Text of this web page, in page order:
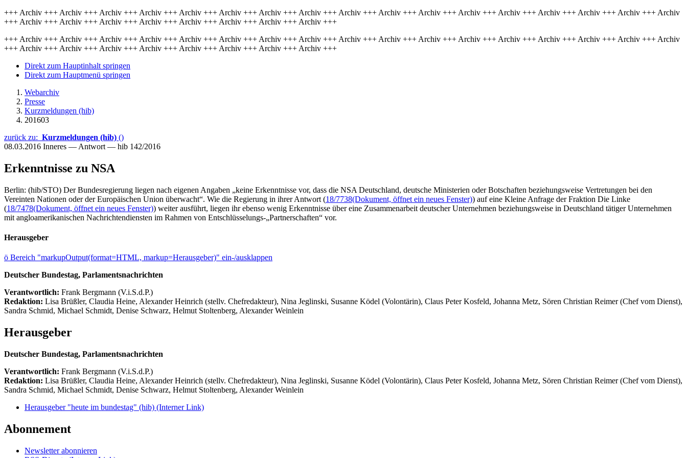
+++ Archiv +++ Archiv +++ Archiv +++ Archiv +++ Archiv +++ Archiv +++ Archiv +++ Archiv +++ Archiv +++ Archiv +++ Archiv +++ Archiv +++ Archiv +++ Archiv +++ Archiv +++ Archiv +++ Archiv
+++ Archiv +++ Archiv +++ Archiv +++ Archiv +++ Archiv +++ Archiv +++ Archiv +++ Archiv +++
+++ Archiv +++ Archiv +++ Archiv +++ Archiv +++ Archiv +++ Archiv +++ Archiv +++ Archiv +++ Archiv +++ Archiv +++ Archiv +++ Archiv +++ Archiv +++ Archiv +++ Archiv +++ Archiv +++ Archiv
+++ Archiv +++ Archiv +++ Archiv +++ Archiv +++ Archiv +++ Archiv +++ Archiv +++ Archiv +++
Direkt zum Hauptinhalt springen
Direkt zum Hauptmenü springen
Webarchiv
Presse
Kurzmeldungen (hib)
201603
zurück zu: Kurzmeldungen (hib) ()
08.03.2016 Inneres — Antwort — hib 142/2016
Erkenntnisse zu NSA
Berlin: (hib/STO) Der Bundesregierung liegen nach eigenen Angaben „keine Erkenntnisse vor, dass die NSA Deutschland, deutsche Ministerien oder Botschaften beziehungsweise Vertretungen bei den
Vereinten Nationen oder der Europäischen Union überwacht“. Wie die Regierung in ihrer Antwort (18/7738(Dokument, öffnet ein neues Fenster)) auf eine Kleine Anfrage der Fraktion Die Linke
(18/7478(Dokument, öffnet ein neues Fenster)) weiter ausführt, liegen ihr ebenso wenig Erkenntnisse über eine Zusammenarbeit deutscher Unternehmen beziehungsweise in Deutschland tätiger Unternehmen
mit angloamerikanischen Nachrichtendiensten im Rahmen von Entschlüsselungs-„Partnerschaften“ vor.
Herausgeber
ö Bereich "markupOutput(format=HTML, markup=Herausgeber)" ein-/ausklappen
Deutscher Bundestag, Parlamentsnachrichten
Verantwortlich: Frank Bergmann (V.i.S.d.P.)
Redaktion: Lisa Brüßler, Claudia Heine, Alexander Heinrich (stellv. Chefredakteur), Nina Jeglinski, Susanne Ködel (Volontärin), Claus Peter Kosfeld, Johanna Metz, Sören Christian Reimer (Chef vom Dienst),
Sandra Schmid, Michael Schmidt, Denise Schwarz, Helmut Stoltenberg, Alexander Weinlein
Herausgeber
Deutscher Bundestag, Parlamentsnachrichten
Verantwortlich: Frank Bergmann (V.i.S.d.P.)
Redaktion: Lisa Brüßler, Claudia Heine, Alexander Heinrich (stellv. Chefredakteur), Nina Jeglinski, Susanne Ködel (Volontärin), Claus Peter Kosfeld, Johanna Metz, Sören Christian Reimer (Chef vom Dienst),
Sandra Schmid, Michael Schmidt, Denise Schwarz, Helmut Stoltenberg, Alexander Weinlein
Herausgeber "heute im bundestag" (hib) (Interner Link)
Abonnement
Newsletter abonnieren